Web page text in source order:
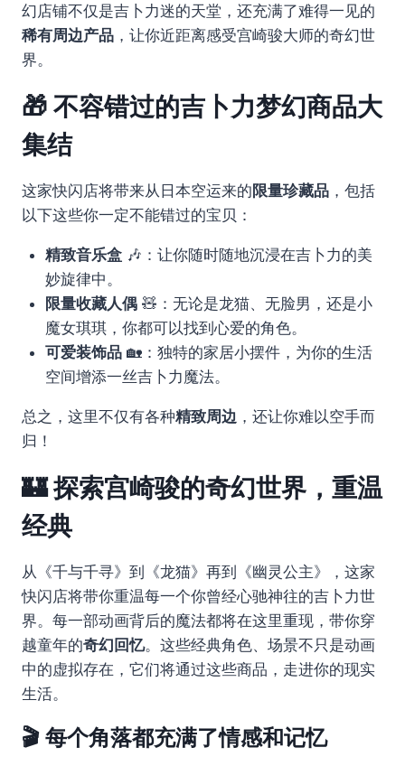
幻店铺不仅是吉卜力迷的天堂，还充满了难得一见的
稀有周边产品 ，让你近距离感受宫崎骏大师的奇幻世
界。
🎁 不容错过的吉卜力梦幻商品大
集结
这家快闪店将带来从日本空运来的限量珍藏品 ，包括
以下这些你一定不能错过的宝贝：
精致音乐盒🎶：让你随时随地沉浸在吉卜力的美
妙旋律中。
限量收藏人偶🧸：无论是龙猫、无脸男，还是小
魔女琪琪，你都可以找到心爱的角色。
可爱装饰品🏡：独特的家居小摆件，为你的生活
空间增添一丝吉卜力魔法。
总之，这里不仅有各种精致周边 ，还让你难以空手而
归！
🏰 探索宫崎骏的奇幻世界，重温
经典
从《千与千寻》到《龙猫》再到《幽灵公主》，这家
快闪店将带你重温每一个你曾经心驰神往的吉卜力世
界。每一部动画背后的魔法都将在这里重现，带你穿
越童年的奇幻回忆。这些经典角色、场景不只是动画
中的虚拟存在，它们将通过这些商品，走进你的现实
生活。
🎬 每个角落都充满了情感和记忆